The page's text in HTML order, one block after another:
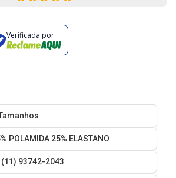
Verificada por
POLAMIDA 25% ELASTANO
93742-2043